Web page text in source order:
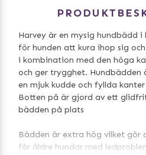
Harvey är en mysig hundbädd
för hunden att kura ihop sig
i kombination med den höga
och ger trygghet.
en mjuk kudde och fyllda
Botten på är gjord av ett
bädden på plats
Bädden är extra hög vilket gör
för äldre hundar med